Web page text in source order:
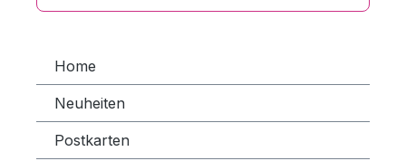
Home
Neuheiten
Postkarten